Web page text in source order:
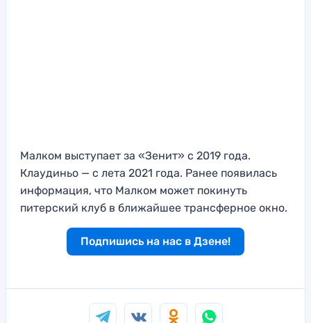
Малком выступает за «Зенит» с 2019 года.
Клаудиньо — с лета 2021 года. Ранее появилась
информация, что Малком может покинуть
питерский клуб в ближайшее трансферное окно.
Подпишись на нас в Дзене!